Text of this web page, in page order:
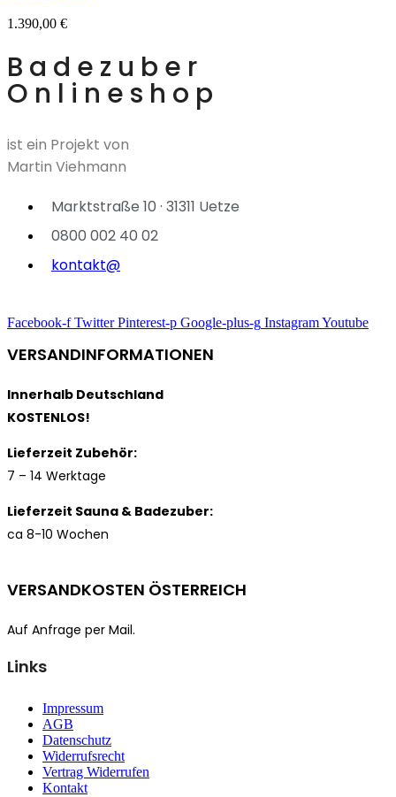
1.390,00 €
Badezuber
Onlineshop
ist ein Projekt von
Martin Viehmann
Marktstraße 10 · 31311 Uetze
0800 002 40 02
kontakt@
Facebook-f Twitter Pinterest-p Google-plus-g InstagramYoutube
VERSANDINFORMATIONEN
Innerhalb Deutschland
KOSTENLOS!
Lieferzeit Zubehör:
7 – 14 Werktage
Lieferzeit Sauna & Badezuber:
ca 8-10 Wochen
VERSANDKOSTEN ÖSTERREICH
Auf Anfrage per Mail.
Links
Impressum
AGB
Datenschutz
Widerrufsrecht
Vertrag Widerrufen
Kontakt